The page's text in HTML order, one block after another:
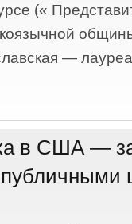
(«
—
в США —